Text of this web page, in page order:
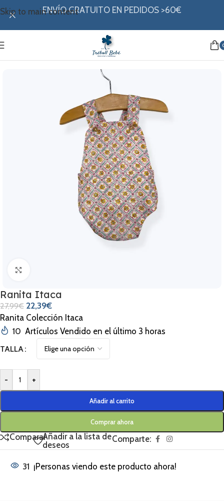
Skip to main contentENVÍO GRATUITO EN PEDIDOS >60€
Colección verano
Ranita Itaca
27,99€ 22,39€
Ranita Colección Itaca
10 Artículos Vendido en el último 3 horas
TALLA
- +
Añadir al carrito
Comprar ahora
CompararAñadir a la lista de
deseos
Comparte:
31 ¡Personas viendo este producto ahora!